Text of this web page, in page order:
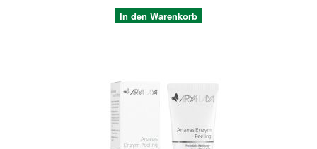
In den Warenkorb